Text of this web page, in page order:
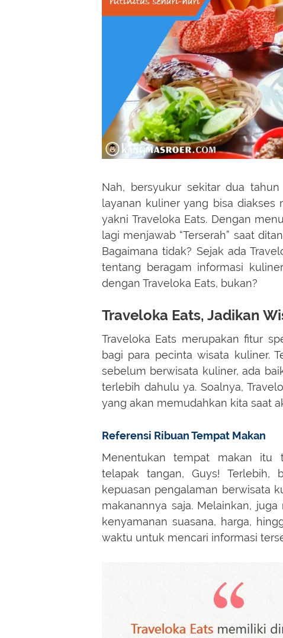
Nah, bersyukur sekitar dua
layanan kuliner yang bisa diakses
yakni Traveloka Eats. Dengan
lagi menjawab “Terserah” saat
Bagaimana tidak? Sejak ada
tentang beragam informasi
dengan Traveloka Eats, bukan?
Traveloka Eats, Jadikan
Traveloka Eats merupakan fitur
bagi para pecinta wisata kuliner.
sebelum berwisata kuliner, ada
terlebih dahulu ya. Soalnya,
yang akan memudahkan kita saat
Referensi Ribuan Tempat Makan
Menentukan tempat makan itu
telapak tangan, Guys! Terlebih,
kepuasan pengalaman berwisata
makanannya saja. Melainkan,
kenyamanan suasana, harga,
waktu untuk mencari informasi